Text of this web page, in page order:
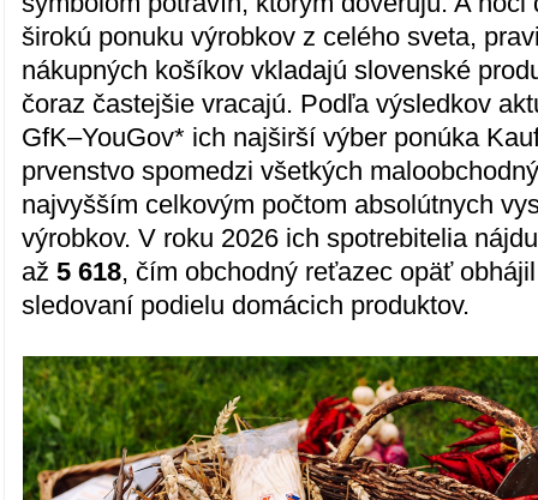
širokú ponuku výrobkov z celého sveta,
nákupných košíkov vkladajú slovenské
čoraz častejšie vracajú. Podľa výsledkov
GfK–YouGov* ich najširší výber ponúka
prvenstvo spomedzi všetkých
najvyšším celkovým počtom absolútnych
výrobkov. V roku 2026 ich spotrebitelia
až5 618, čím obchodný reťazec opäť
sledovaní podielu domácich produktov.